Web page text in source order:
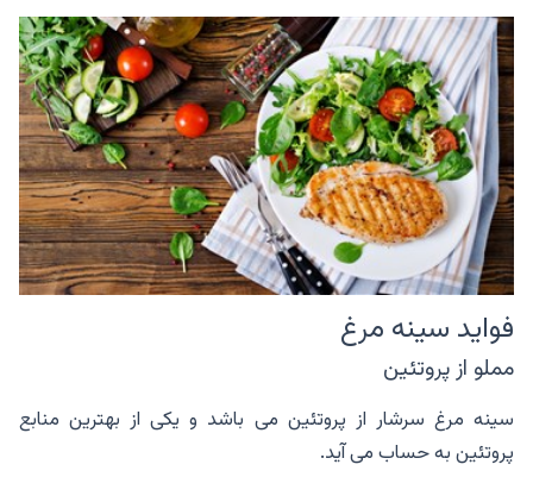
فواید سینه مرغ
مملو از پروتئین
سینه مرغ سرشار از پروتئین می باشد و یکی از بهترین منابع
پروتئین به حساب می آید.